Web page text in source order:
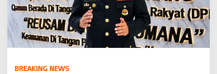
a
r
a
k
a
t
e
BREAKING NEWS